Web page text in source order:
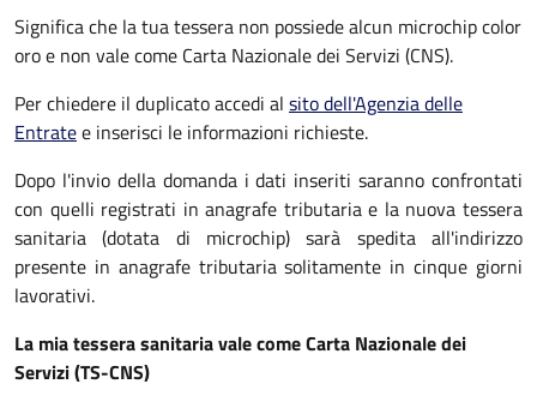
Significa che la tua tessera non possiede alcun microchip color
oro e non vale come Carta Nazionale dei Servizi (CNS).
Per chiedere il duplicato accedi al sito dell'Agenzia delle
Entratee inserisci le informazioni richieste.
Dopo l'invio della domanda i dati inseriti saranno confrontati
con quelli registrati in anagrafe tributaria e la nuova tessera
sanitaria (dotata di microchip) sarà spedita all'indirizzo
presente in anagrafe tributaria solitamente in cinque giorni
lavorativi.
La mia tessera sanitaria vale come Carta Nazionale dei
Servizi (TS-CNS)